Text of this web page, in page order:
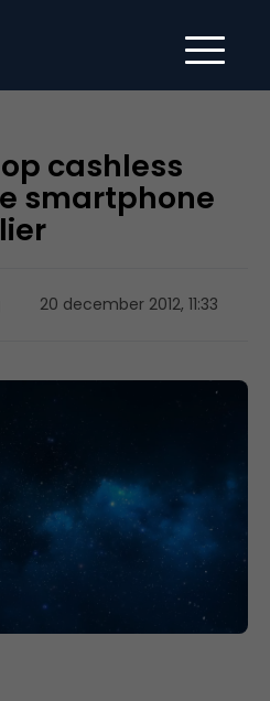
cashless
smartphone
20 december 2012, 11:33